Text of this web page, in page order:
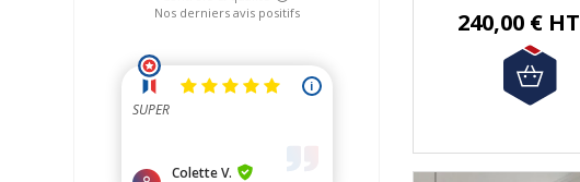
240,00 € HT